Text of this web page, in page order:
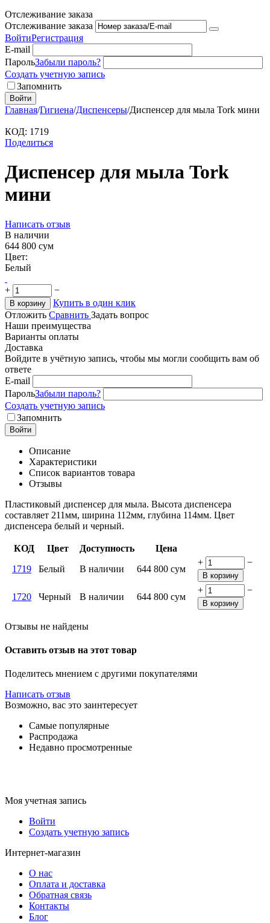
Отслеживание заказа
Отслеживание заказа
ВойтиРегистрация
E-mail
ПарольЗабыли пароль?
Создать учетную запись
Запомнить
Войти
Главная/Гигиена/Диспенсеры/Диспенсер для мыла Tork мини
КОД: 1719
Поделиться
Диспенсер для мыла Tork
мини
Написать отзыв
В наличии
644 800 сум
Цвет:
Белый
+ −
В корзину
Купить в один клик
Отложить Сравнить Задать вопрос
Наши преимущества
Варианты оплаты
Доставка
Войдите в учётную запись, чтобы мы могли сообщить вам об
ответе
E-mail
ПарольЗабыли пароль?
Создать учетную запись
Запомнить
Войти
Описание
Характеристики
Список вариантов товара
Отзывы
Пластиковый диспенсер для мыла. Высота диспенсера
составляет 211мм, ширина 112мм, глубина 114мм. Цвет
диспенсера белый и черный.
КОД Цвет Доступность
Цена
1719
Белый В наличии 644 800 сум
+ −
В корзину
1720 Черный В наличии 644 800 сум
+ −
В корзину
Отзывы не найдены
Оставить отзыв на этот товар
Поделитесь мнением с другими покупателями
Написать отзыв
Возможно, вас это заинтересует
Самые популярные
Распродажа
Недавно просмотренные
Моя учетная запись
Войти
Создать учетную запись
Интернет-магазин
О нас
Оплата и доставка
Обратная связь
Контакты
Блог